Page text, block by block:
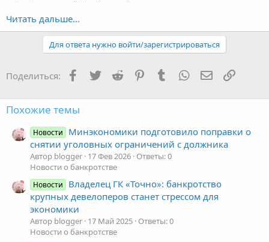
Читать дальше...
Для ответа нужно войти/зарегистрироваться
Поделиться: Facebook
TwitterReddit PinterestTumblr WhatsApp Ссылка
Похожие темы
Новости
Минэкономики подготовило поправки о
снятии уголовных ограничений с должника
Автор blogger 17 Фев 2026 Ответы: 0
Новости о банкротстве
Новости
Владелец ГК «Точно»: банкротство
крупных девелоперов станет стрессом для
экономики
Автор blogger 17 Май 2025 Ответы: 0
Новости о банкротстве